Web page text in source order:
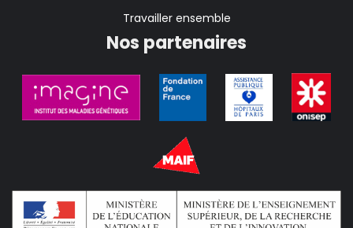
Travailler ensemble
Nos partenaires